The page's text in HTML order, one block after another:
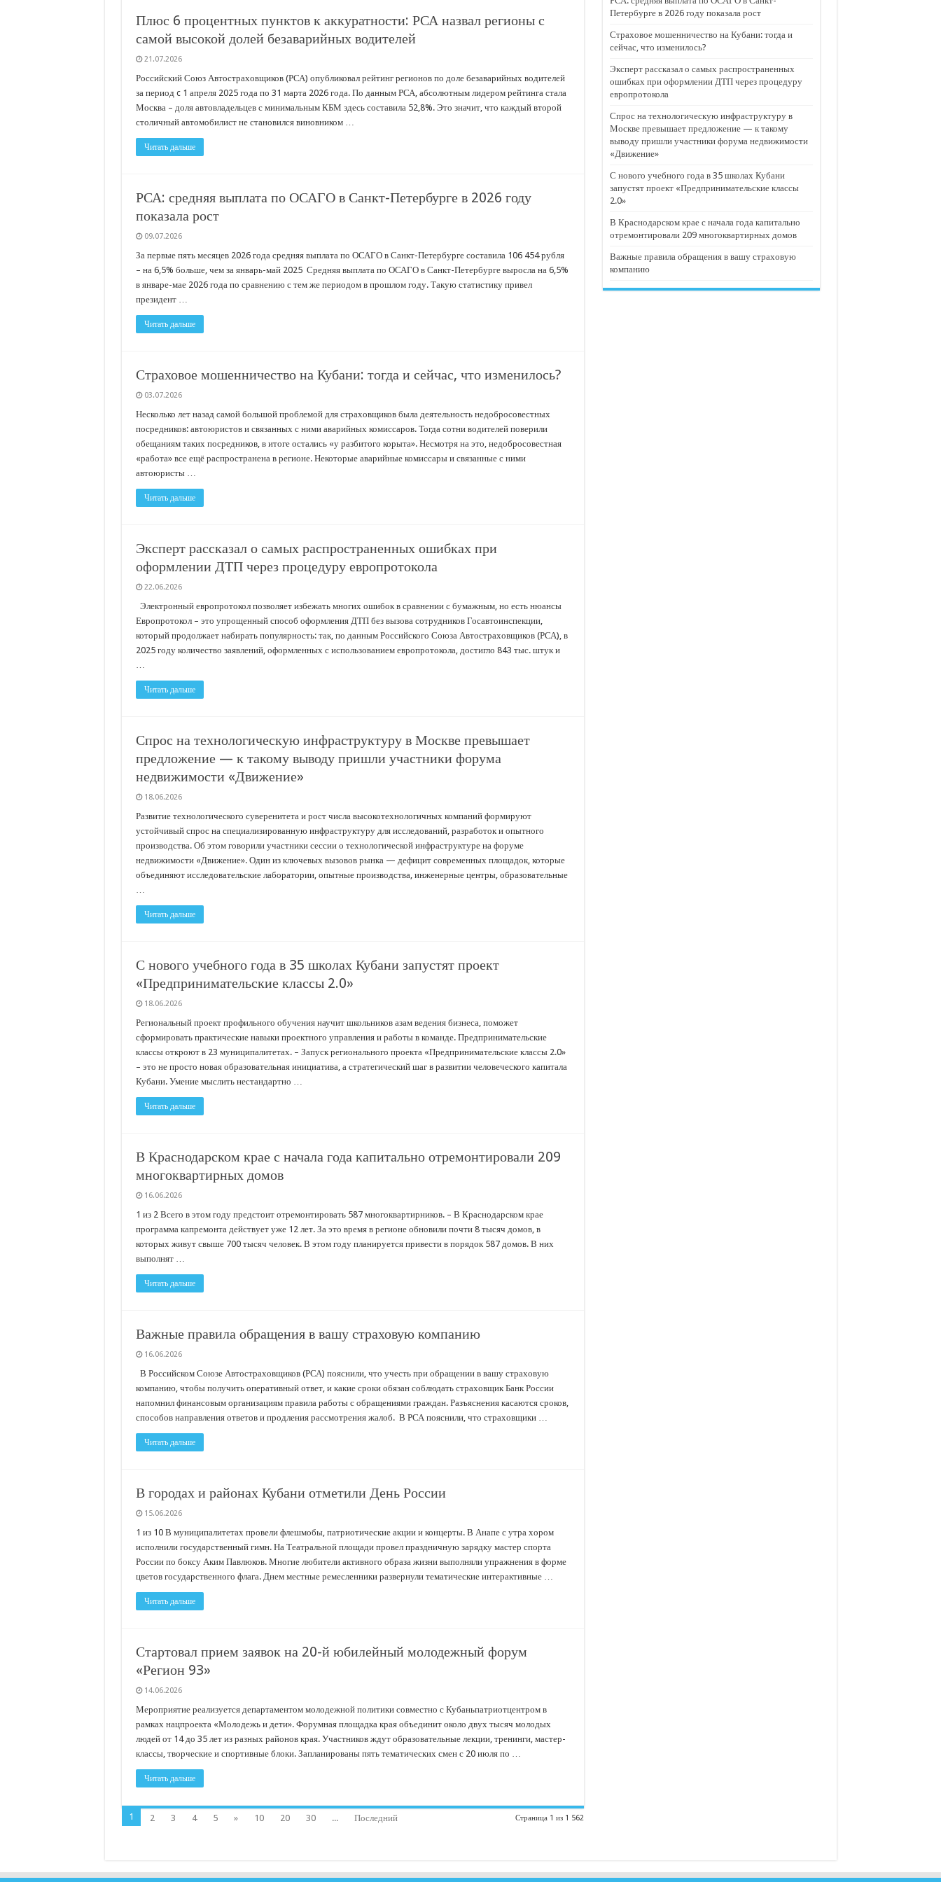
В Краснодарском крае с начала года капитально отремонтировали 209 многоквартирных домов
В городах и районах Кубани отметили День России
Стартовал прием заявок на 20-й юбилейный молодежный форум «Регион 93»
Плюс 6 процентных пунктов к аккуратности: РСА назвал регионы с
самой высокой долей безаварийных водителей
21.07.2026
Российский Союз Автостраховщиков (РСА) опубликовал рейтинг регионов по доле безаварийных водителей
за период c 1 апреля 2025 года по 31 марта 2026 года. По данным РСА, абсолютным лидером рейтинга стала
Москва – доля автовладельцев с минимальным КБМ здесь составила 52,8%. Это значит, что каждый второй
столичный автомобилист не становился виновником …
Читать дальше
РСА: средняя выплата по ОСАГО в Санкт-Петербурге в 2026 году
показала рост
09.07.2026
За первые пять месяцев 2026 года средняя выплата по ОСАГО в Санкт-Петербурге составила 106 454 рубля
– на 6,5% больше, чем за январь-май 2025 Средняя выплата по ОСАГО в Санкт-Петербурге выросла на 6,5%
в январе-мае 2026 года по сравнению с тем же периодом в прошлом году. Такую статистику привел
президент …
Читать дальше
Страховое мошенничество на Кубани: тогда и сейчас, что изменилось?
03.07.2026
Несколько лет назад самой большой проблемой для страховщиков была деятельность недобросовестных
посредников: автоюристов и связанных с ними аварийных комиссаров. Тогда сотни водителей поверили
обещаниям таких посредников, в итоге остались «у разбитого корыта». Несмотря на это, недобросовестная
«работа» все ещё распространена в регионе. Некоторые аварийные комиссары и связанные с ними
автоюристы …
Читать дальше
Эксперт рассказал о самых распространенных ошибках при
оформлении ДТП через процедуру европротокола
22.06.2026
Электронный европротокол позволяет избежать многих ошибок в сравнении с бумажным, но есть нюансы
Европротокол – это упрощенный способ оформления ДТП без вызова сотрудников Госавтоинспекции,
который продолжает набирать популярность: так, по данным Российского Союза Автостраховщиков (РСА), в
2025 году количество заявлений, оформленных с использованием европротокола, достигло 843 тыс. штук и
…
Читать дальше
Спрос на технологическую инфраструктуру в Москве превышает
предложение — к такому выводу пришли участники форума
недвижимости «Движение»
18.06.2026
Развитие технологического суверенитета и рост числа высокотехнологичных компаний формируют
устойчивый спрос на специализированную инфраструктуру для исследований, разработок и опытного
производства. Об этом говорили участники сессии о технологической инфраструктуре на форуме
недвижимости «Движение». Один из ключевых вызовов рынка — дефицит современных площадок, которые
объединяют исследовательские лаборатории, опытные производства, инженерные центры, образовательные
…
Читать дальше
С нового учебного года в 35 школах Кубани запустят проект
«Предпринимательские классы 2.0»
18.06.2026
Региональный проект профильного обучения научит школьников азам ведения бизнеса, поможет
сформировать практические навыки проектного управления и работы в команде. Предпринимательские
классы откроют в 23 муниципалитетах. – Запуск регионального проекта «Предпринимательские классы 2.0»
– это не просто новая образовательная инициатива, а стратегический шаг в развитии человеческого капитала
Кубани. Умение мыслить нестандартно …
Читать дальше
В Краснодарском крае с начала года капитально отремонтировали 209
многоквартирных домов
16.06.2026
1 из 2 Всего в этом году предстоит отремонтировать 587 многоквартирников. – В Краснодарском крае
программа капремонта действует уже 12 лет. За это время в регионе обновили почти 8 тысяч домов, в
которых живут свыше 700 тысяч человек. В этом году планируется привести в порядок 587 домов. В них
выполнят …
Читать дальше
Важные правила обращения в вашу страховую компанию
16.06.2026
В Российском Союзе Автостраховщиков (РСА) пояснили, что учесть при обращении в вашу страховую
компанию, чтобы получить оперативный ответ, и какие сроки обязан соблюдать страховщик Банк России
напомнил финансовым организациям правила работы с обращениями граждан. Разъяснения касаются сроков,
способов направления ответов и продления рассмотрения жалоб. В РСА пояснили, что страховщики …
Читать дальше
В городах и районах Кубани отметили День России
15.06.2026
1 из 10 В муниципалитетах провели флешмобы, патриотические акции и концерты. В Анапе с утра хором
исполнили государственный гимн. На Театральной площади провел праздничную зарядку мастер спорта
России по боксу Аким Павлюков. Многие любители активного образа жизни выполняли упражнения в форме
цветов государственного флага. Днем местные ремесленники развернули тематические интерактивные …
Читать дальше
Стартовал прием заявок на 20-й юбилейный молодежный форум
«Регион 93»
14.06.2026
Мероприятие реализуется департаментом молодежной политики совместно с Кубаньпатриотцентром в
рамках нацпроекта «Молодежь и дети». Форумная площадка края объединит около двух тысяч молодых
людей от 14 до 35 лет из разных районов края. Участников ждут образовательные лекции, тренинги, мастер-
классы, творческие и спортивные блоки. Запланированы пять тематических смен с 20 июля по …
Читать дальше
Страница 1 из 1 562
1 2 3 4 5 » 10 20 30 ... Последний
Петербурге в 2026 году показала рост
Страховое мошенничество на Кубани: тогда и
сейчас, что изменилось?
Эксперт рассказал о самых распространенных
ошибках при оформлении ДТП через процедуру
европротокола
Спрос на технологическую инфраструктуру в
Москве превышает предложение — к такому
выводу пришли участники форума недвижимости
«Движение»
С нового учебного года в 35 школах Кубани
запустят проект «Предпринимательские классы
2.0»
В Краснодарском крае с начала года капитально
отремонтировали 209 многоквартирных домов
Важные правила обращения в вашу страховую
компанию